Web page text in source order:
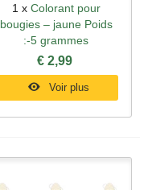
1 x Colorant pour
bougies – jaune Poids
:-5 grammes
€ 2,99
Voir plus